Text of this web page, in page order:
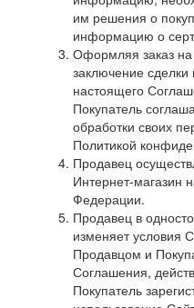
им решения о
информацию о
Оформляя заказ на
заключение сделки
настоящего
Покупатель
обработки своих
Политикой
Продавец
Интернет-магазин
Федерации.
Продавец в
изменяет условия
Продавцом и
Соглашения,
Покупатель